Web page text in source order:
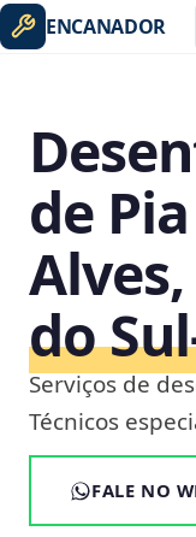
ENCANADOR
de
do
Serviços de
Técnicos
FALE NO